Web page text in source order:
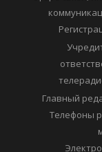
сфере связи,
Главный
Телефоны